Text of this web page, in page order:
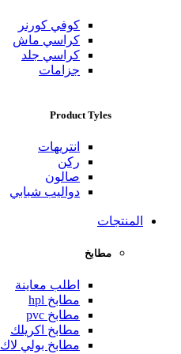
كوفي كورنر
كراسي ماش
كراسي جلد
جزامات
Product Tyles
انتريهات
ركن
صالون
دواليب شبابي
المنتجات
مطابخ
اطلب معاينة
مطابخ hpl
مطابخ pvc
مطابخ اكريلك
مطابخ بولي لاك